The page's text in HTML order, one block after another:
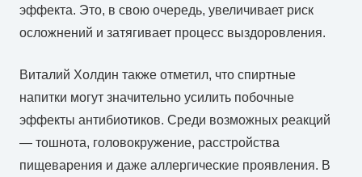
эффекта. Это, в свою очередь, увеличивает риск
осложнений и затягивает процесс выздоровления.
Виталий Холдин также отметил, что спиртные
напитки могут значительно усилить побочные
эффекты антибиотиков. Среди возможных реакций
— тошнота, головокружение, расстройства
пищеварения и даже аллергические проявления. В